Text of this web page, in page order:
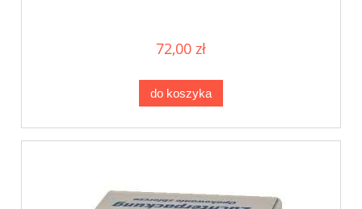
72,00 zł
do koszyka